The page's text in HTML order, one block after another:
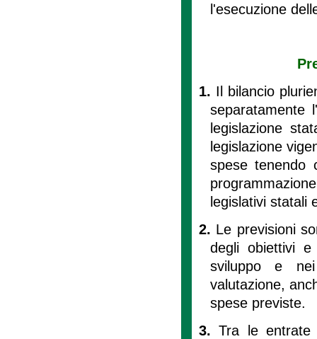
l'esecuzione
1. Il bilancio
separatamente
legislazione
legislazione
spese tenendo
legislativi statali
2. Le previsioni
degli obiettivi
sviluppo e
valutazione,
spese previste.
3.Tra le entrate